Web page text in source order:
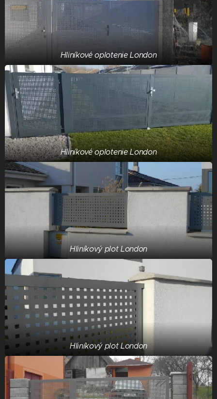
Hliníkové oplotenie London
Hliníkové oplotenie London
Hliníkový plot London
Hliníkový plot London